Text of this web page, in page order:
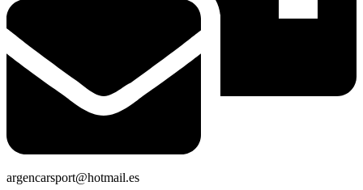
argencarsport@hotmail.es